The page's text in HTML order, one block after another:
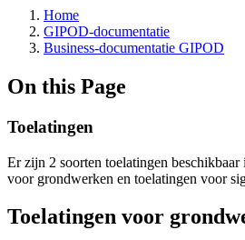
Home
GIPOD-documentatie
Business-documentatie GIPOD
On this Page
Toelatingen
Er zijn 2 soorten toelatingen
voor grondwerken en toelatingen voor
Toelatingen voor